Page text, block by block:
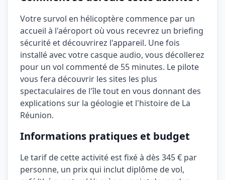
Votre survol en hélicoptère commence par un
accueil à l'aéroport où vous recevrez un briefing
sécurité et découvrirez l'appareil. Une fois
installé avec votre casque audio, vous décollerez
pour un vol commenté de 55 minutes. Le pilote
vous fera découvrir les sites les plus
spectaculaires de l'île tout en vous donnant des
explications sur la géologie et l'histoire de La
Réunion.
Informations pratiques et budget
Le tarif de cette activité est fixé à dès 345 € par
personne, un prix qui inclut diplôme de vol,